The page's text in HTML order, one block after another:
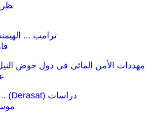
ترامب ...
مهددات الأمن المائي في دول حوض
دراسات (Derasat) .. أربع مقالات للدكتور خالد الرويحي